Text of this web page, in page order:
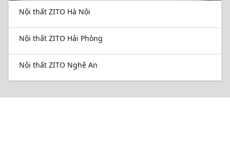
Nội thất ZITO Hà Nội
Nội thất ZITO Hải Phòng
Nội thất ZITO Nghệ An